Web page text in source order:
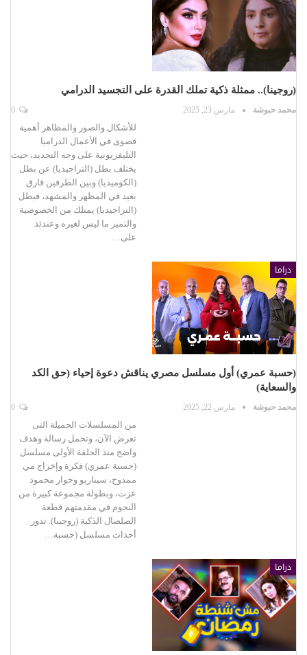
(روجينا).. ممثلة ذكية تملك القدرة على التجسيد الدرامي
محمد حبوشة مارس 23, 2025
للأشكال والصور والمظاهر أهمية
قصوى في الأعمال الدراميا
التليفزيونية على وجه التحديد، حيث
يختلف بطل (التراجيديا) عن بطل
(الكوميديا) وبين الطرفين فارق
بعيد في المظهر والمشهد، فبطل
(التراجيديا) يمتلك من الخصوصية
والتميز ما ليس لغيره وعندئذ
على…
دراما
(حسبة عمري) أول مسلسل مصري يناقش دعوة إحياء (حق الكد
والسعاية)
محمد حبوشة مارس 22, 2025
من المسلسلات الجميلة التى
تعرض الآن، وتحمل رسالة وهدف
واضح منذ الحلقة الأولى مسلسل
(حسبة عمري) فكرة وإخراج مي
ممدوح، سيناريو وحوار محمود
عزت، وبطولة مجموعة كبيرة من
النجوم في مقدمتهم قطعة
الصلصال الذكية (روجينا). تدور
أحداث مسلسل (حسبة…
دراما